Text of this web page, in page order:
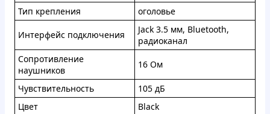
Тип крепления
оголовье
Интерфейс подключения
Jack 3.5 мм, Bluetooth,
радиоканал
Сопротивление
наушников
16 Ом
Чувствительность
105 дБ
Цвет
Black